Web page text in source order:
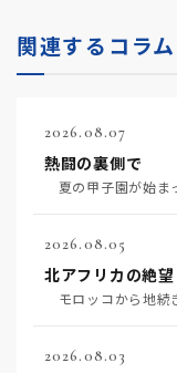
関連するコラム
2026.08.07
熱闘の裏側で
2026.08.05
北アフリカの絶望
2026.08.03